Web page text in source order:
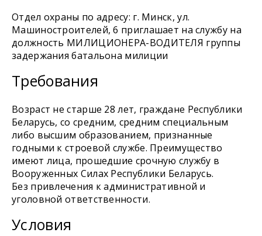
Отдел охраны по адресу: г. Минск, ул.
Машиностроителей, 6 приглашает на службу на
должность МИЛИЦИОНЕРА-ВОДИТЕЛЯ группы
задержания батальона милиции
Требования
Возраст не старше 28 лет, граждане Республики
Беларусь, со средним, средним специальным
либо высшим образованием, признанные
годными к строевой службе. Преимущество
имеют лица, прошедшие срочную службу в
Вооруженных Силах Республики Беларусь.
Без привлечения к административной и
уголовной ответственности.
Условия